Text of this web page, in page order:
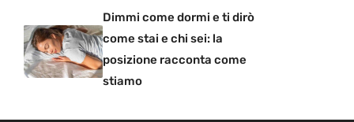
Dimmi come dormi e ti dirò
come stai e chi sei: la
posizione racconta come
stiamo